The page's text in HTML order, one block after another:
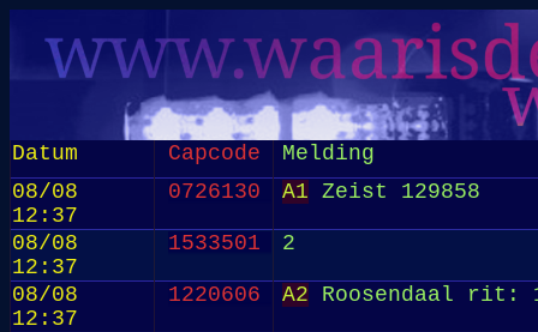
Datum Capcode
Melding
08/08
12:37
0726130 A1 Zeist 129858
08/08
12:37
1533501 2
08/08
12:37
1220606 A2 Roosendaal rit: